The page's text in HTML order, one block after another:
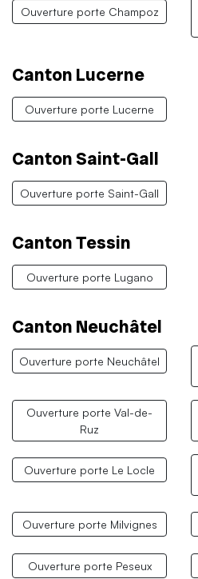
Ouverture porte Champoz
Canton Lucerne
Ouverture porte Lucerne
Canton Saint-Gall
Ouverture porte Saint-Gall
Canton Tessin
Ouverture porte Lugano
Canton Neuchâtel
Ouverture porte Neuchâtel
Ouverture porte Val-de-
Ruz
Ouverture porte Le Locle
Ouverture porte Milvignes
Ouverture porte Peseux